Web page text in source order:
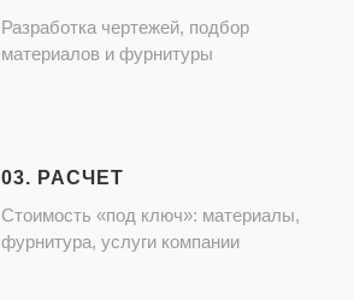
Разработка чертежей, подбор
материалов и фурнитуры
03. РАСЧЕТ
Стоимость «под ключ»: материалы,
фурнитура, услуги компании